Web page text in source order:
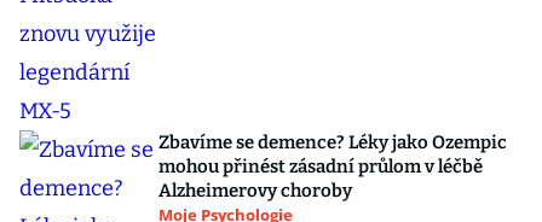
Zbavíme se demence? Léky jako Ozempic
mohou přinést zásadní průlom v léčbě
Alzheimerovy choroby
Moje Psychologie